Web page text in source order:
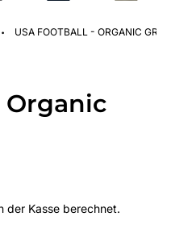
· USA FOOTBALL - ORGANIC
Organic
der Kasse berechnet.